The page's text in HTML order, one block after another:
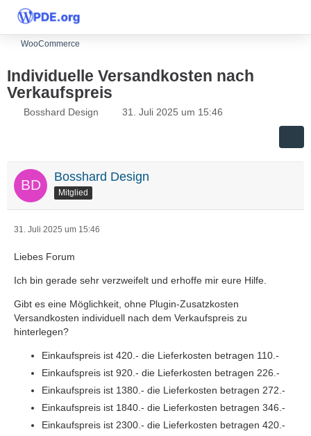
WooCommerce
Individuelle Versandkosten nach
Verkaufspreis
Bosshard Design 31. Juli 2025 um 15:46
Bosshard Design
Mitglied
31. Juli 2025 um 15:46
Liebes Forum
Ich bin gerade sehr verzweifelt und erhoffe mir eure Hilfe.
Gibt es eine Möglichkeit, ohne Plugin-Zusatzkosten
Versandkosten individuell nach dem Verkaufspreis zu
hinterlegen?
Einkaufspreis ist 420.- die Lieferkosten betragen 110.-
Einkaufspreis ist 920.- die Lieferkosten betragen 226.-
Einkaufspreis ist 1380.- die Lieferkosten betragen 272.-
Einkaufspreis ist 1840.- die Lieferkosten betragen 346.-
Einkaufspreis ist 2300.- die Lieferkosten betragen 420.-